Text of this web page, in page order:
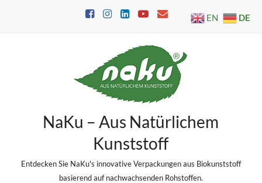
NaKu – Aus Natürlichem
Kunststoff
Entdecken Sie NaKu's innovative Verpackungen aus Biokunststoff
basierend auf nachwachsenden Rohstoffen.
EN DE